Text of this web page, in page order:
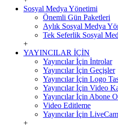
Sosyal Medya Yönetimi
Önemli Gün Paketleri
Aylık Sosyal Medya
Tek Seferlik Sosyal
+
YAYINCILAR İÇİN
Yayıncılar İçin İntrolar
Yayıncılar İçin Geçişler
Yayıncılar İçin Logo
Yayıncılar İçin Video
Yayıncılar İçin Abone
Video Editleme
Yayıncılar İçin
+